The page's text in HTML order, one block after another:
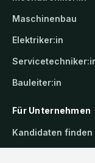
Maschinenbau
Elektriker:in
Bauleiter:in
Für Unternehmen
Kandidaten finden